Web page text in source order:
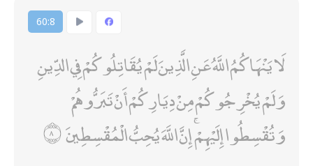
60:8
لَا يَنْهَاكُمُ اللَّهُ عَنِ الَّذِينَ لَمْ يُقَاتِلُوكُمْ فِي الدِّينِ
وَلَمْ يُخْرِجُوكُمْ مِنْ دِيَارِكُمْ أَنْ تَبَرُّوهُمْ
وَتُقْسِطُوا إِلَيْهِمْ ۚ إِنَّ اللَّهَ يُحِبُّ الْمُقْسِطِينَ